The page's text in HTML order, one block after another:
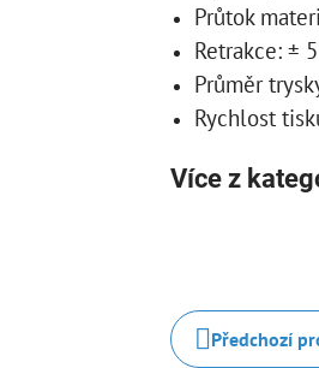
Průtok
Retrakce: ±
Průměr
Rychlost
Více z
Předchozí